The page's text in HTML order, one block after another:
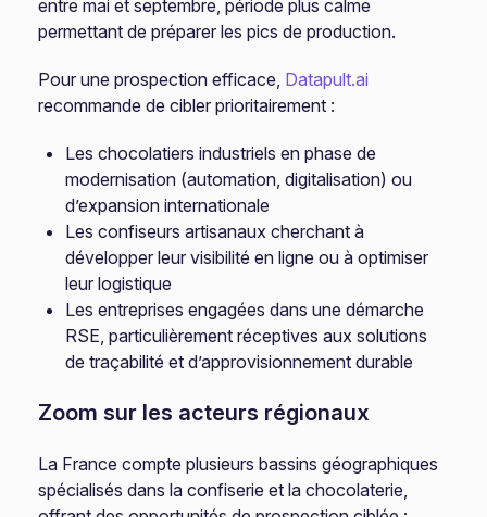
entre mai et septembre, période plus calme
permettant de préparer les pics de production.
Pour une prospection efficace, Datapult.ai
recommande de cibler prioritairement :
Les chocolatiers industriels en phase de
modernisation (automation, digitalisation) ou
d’expansion internationale
Les confiseurs artisanaux cherchant à
développer leur visibilité en ligne ou à optimiser
leur logistique
Les entreprises engagées dans une démarche
RSE, particulièrement réceptives aux solutions
de traçabilité et d’approvisionnement durable
Zoom sur les acteurs régionaux
La France compte plusieurs bassins géographiques
spécialisés dans la confiserie et la chocolaterie,